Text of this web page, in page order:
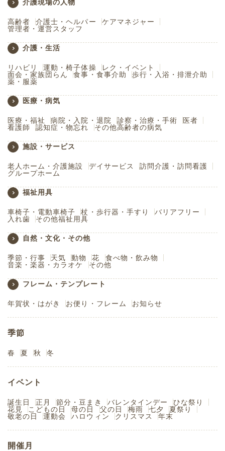
介護現場の人物
高齢者 介護士・ヘルパー
ケアマネジャー
管理者・運営スタッフ
介護・生活
リハビリ 運動・椅子体操
レク・イベント
面会・家族団らん
食事・食事介助
歩行・入浴・排泄介助
薬・服薬
医療・病気
医療・福祉 病院・入院・退院 診察・治療・手術
医者
看護師
認知症・物忘れ その他高齢者の病気
施設・サービス
老人ホーム・介護施設 デイサービス
訪問介護・訪問看護
グループホーム
福祉用具
車椅子・電動車椅子 杖・歩行器・手すり
バリアフリー
入れ歯
その他福祉用具
自然・文化・その他
季節・行事 天気 動物 花
食べ物・飲み物
音楽・楽器・カラオケ
その他
フレーム・テンプレート
年賀状・はがき お便り・フレーム お知らせ
季節
春 夏 秋 冬
イベント
誕生日 正月 節分・豆まき バレンタインデー
ひな祭り
花見
こどもの日 母の日 父の日 梅雨 七夕
夏祭り
敬老の日
運動会 ハロウィン クリスマス 年末
開催月